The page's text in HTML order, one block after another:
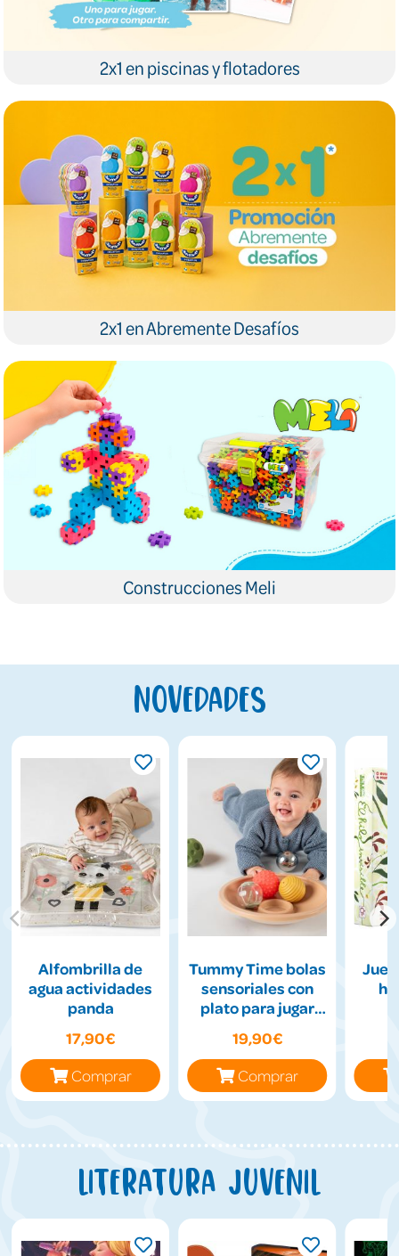
2x1 en piscinas y flotadores
2x1 en Abremente Desafíos
Construcciones Meli
Novedades
Alfombrilla de
agua actividades
panda
17,90€
Comprar
Tummy Time bolas
sensoriales con
plato para jugar
19,90€
Comprar
Literatura juvenil